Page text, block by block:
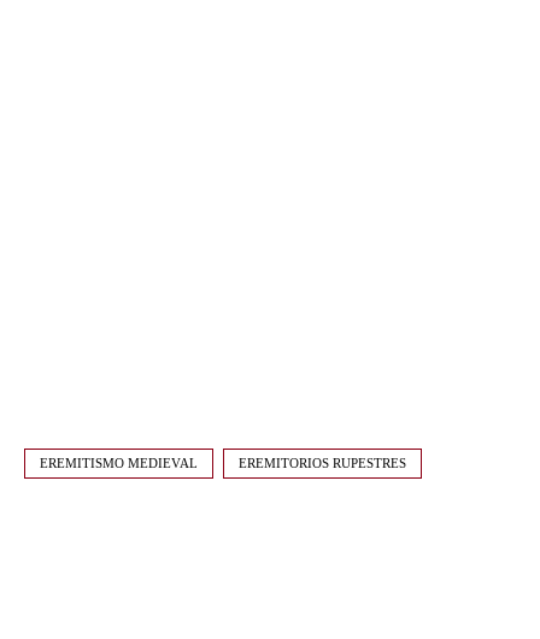
EREMITISMO MEDIEVAL EREMITORIOS RUPESTRES